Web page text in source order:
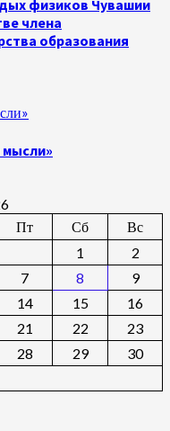
физиков Чувашии
члена
образования
мысли»
Пт Сб
Вс
1
2
7 8
9
14 15
16
21 22
23
28 29
30